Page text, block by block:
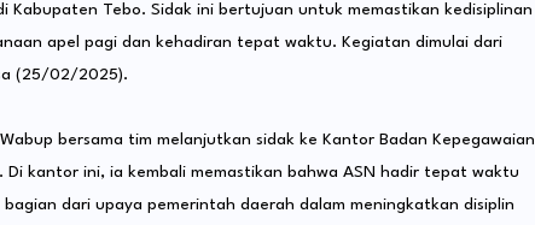
Kabupaten Tebo. Sidak ini bertujuan untuk memastikan kedisiplinan
apel pagi dan kehadiran tepat waktu. Kegiatan dimulai dari
(25/02/2025).
bersama tim melanjutkan sidak ke Kantor Badan Kepegawaian
Di kantor ini, ia kembali memastikan bahwa ASN hadir tepat waktu
dari upaya pemerintah daerah dalam meningkatkan disiplin